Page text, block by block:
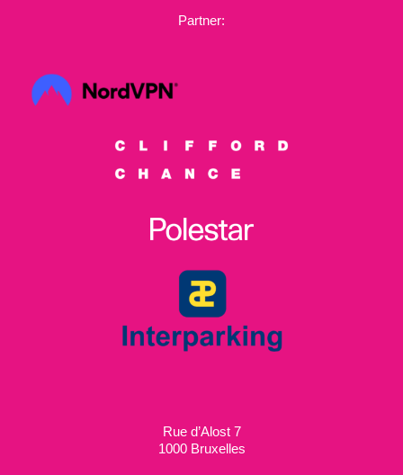
Partner:
Rue d’Alost 7
1000 Bruxelles